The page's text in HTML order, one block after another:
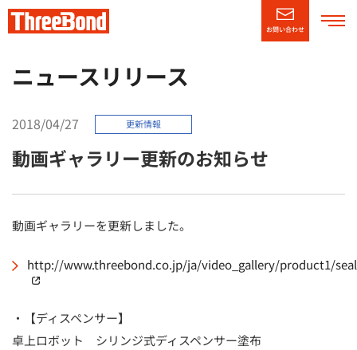
お問い合わせ
企業情報
製品情報
技術・サポート情報
ニュースリリース
English
ニュースリリース
2018/04/27 更新情報
動画ギャラリー更新のお知らせ
動画ギャラリーを更新しました。
http://www.threebond.co.jp/ja/video_gallery/product1/
・【ディスペンサー】
卓上ロボット シリンジ式ディスペンサー塗布